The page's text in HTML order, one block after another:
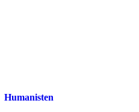
Humanisten